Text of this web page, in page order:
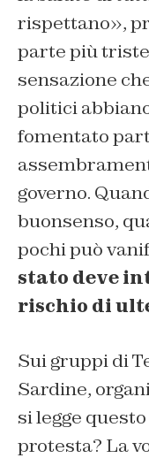
rispettano»,
parte più
sensazione
politici
fomentato
governo.
buonsenso,
pochi può
stato deve
rischio di
Sui gruppi di
Sardine,
si legge
protesta? La